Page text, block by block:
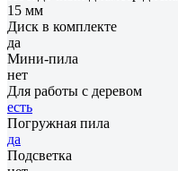
15 мм
Диск в комплекте
да
Мини-пила
нет
Для работы с деревом
есть
Погружная пила
да
Подсветка